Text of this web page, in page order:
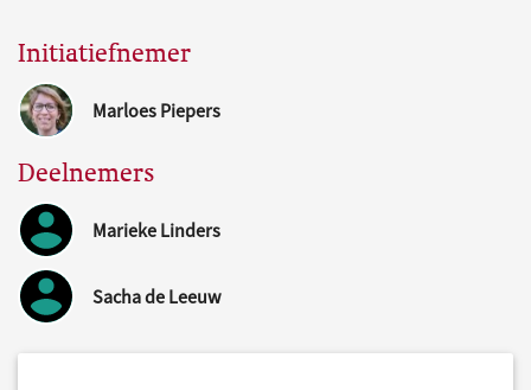
Initiatiefnemer
Marloes Piepers
Deelnemers
Marieke Linders
Sacha de Leeuw